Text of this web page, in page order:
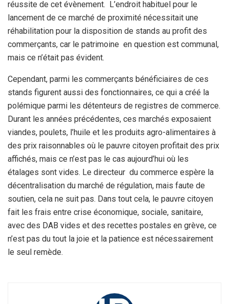
réussite de cet évènement. L’endroit habituel pour le
lancement de ce marché de proximité nécessitait une
réhabilitation pour la disposition de stands au profit des
commerçants, car le patrimoine en question est communal,
mais ce n’était pas évident.
Cependant, parmi les commerçants bénéficiaires de ces
stands figurent aussi des fonctionnaires, ce qui a créé la
polémique parmi les détenteurs de registres de commerce.
Durant les années précédentes, ces marchés exposaient
viandes, poulets, l’huile et les produits agro-alimentaires à
des prix raisonnables où le pauvre citoyen profitait des prix
affichés, mais ce n’est pas le cas aujourd’hui où les
étalages sont vides. Le directeur du commerce espère la
décentralisation du marché de régulation, mais faute de
soutien, cela ne suit pas. Dans tout cela, le pauvre citoyen
fait les frais entre crise économique, sociale, sanitaire,
avec des DAB vides et des recettes postales en grève, ce
n’est pas du tout la joie et la patience est nécessairement
le seul remède.